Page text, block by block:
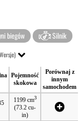
biegów Silnik
Pojemność
skokowa
Porównaj z
innym
samochodem
1199 cm3
(73.2 cu-
in)